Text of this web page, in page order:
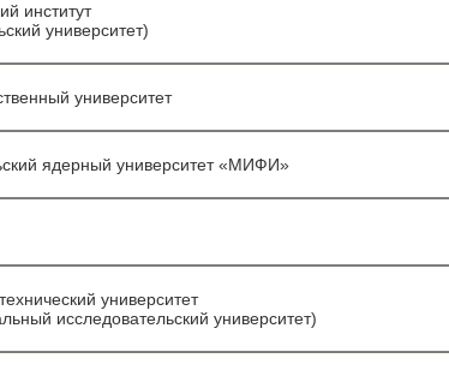
институт
университет)
университет
ядерный университет «МИФИ»
университет
исследовательский университет)